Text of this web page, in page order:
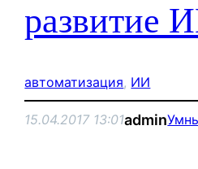
развитие
автоматизация, ИИ
15.04.2017 13:01admin